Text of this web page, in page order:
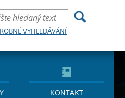
VYHLEDÁVÁNÍ
KONTAKT